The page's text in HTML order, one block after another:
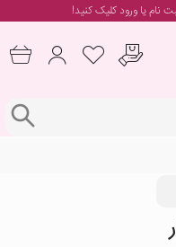
نام یا ورودکلیک کنید!